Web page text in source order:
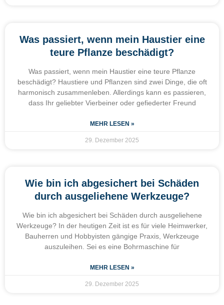
Was passiert, wenn mein Haustier eine
teure Pflanze beschädigt?
Was passiert, wenn mein Haustier eine teure Pflanze
beschädigt? Haustiere und Pflanzen sind zwei Dinge, die oft
harmonisch zusammenleben. Allerdings kann es passieren,
dass Ihr geliebter Vierbeiner oder gefiederter Freund
MEHR LESEN »
29. Dezember 2025
Wie bin ich abgesichert bei Schäden
durch ausgeliehene Werkzeuge?
Wie bin ich abgesichert bei Schäden durch ausgeliehene
Werkzeuge? In der heutigen Zeit ist es für viele Heimwerker,
Bauherren und Hobbyisten gängige Praxis, Werkzeuge
auszuleihen. Sei es eine Bohrmaschine für
MEHR LESEN »
29. Dezember 2025